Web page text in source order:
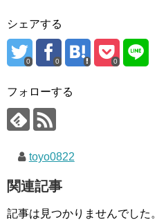
シェアする
0 0 0
フォローする
toyo0822
関連記事
記事は見つかりませんでした。